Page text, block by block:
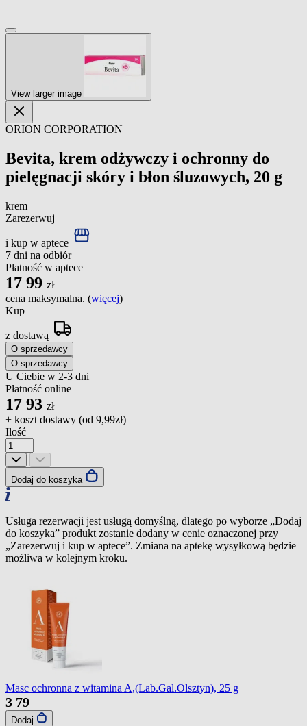
View larger image
ORION CORPORATION
Bevita, krem odżywczy i ochronny do
pielęgnacji skóry i błon śluzowych, 20 g
krem
Zarezerwuj
i kup w aptece
7 dni na odbiór
Płatność w aptece
17 99 zł
cena maksymalna. (więcej)
Kup
z dostawą
O sprzedawcy
O sprzedawcy
U Ciebie w 2-3 dni
Płatność online
17 93 zł
+ koszt dostawy (od 9,99zł)
Ilość
Dodaj do koszyka
Usługa rezerwacji jest usługą domyślną, dlatego po wyborze „Dodaj
do koszyka” produkt zostanie dodany w cenie oznaczonej przy
„Zarezerwuj i kup w aptece”. Zmiana na aptekę wysyłkową będzie
możliwa w kolejnym kroku.
Masc ochronna z witamina A,(Lab.Gal.Olsztyn), 25 g
3 79
Dodaj